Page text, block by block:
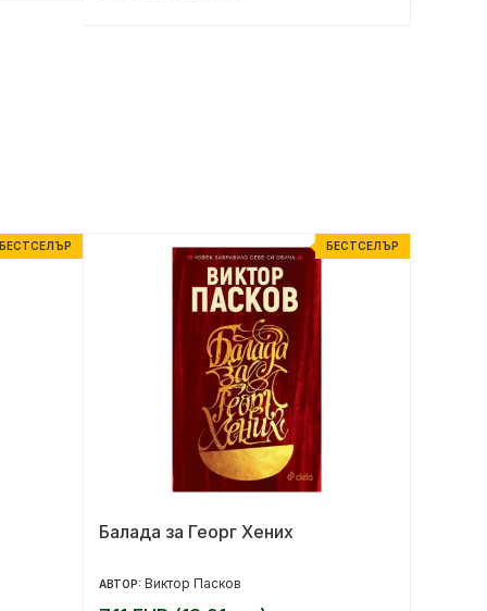
БЕСТСЕЛЪР БЕСТСЕЛЪР
Балада за Георг Хених
АВТОР: Виктор Пасков